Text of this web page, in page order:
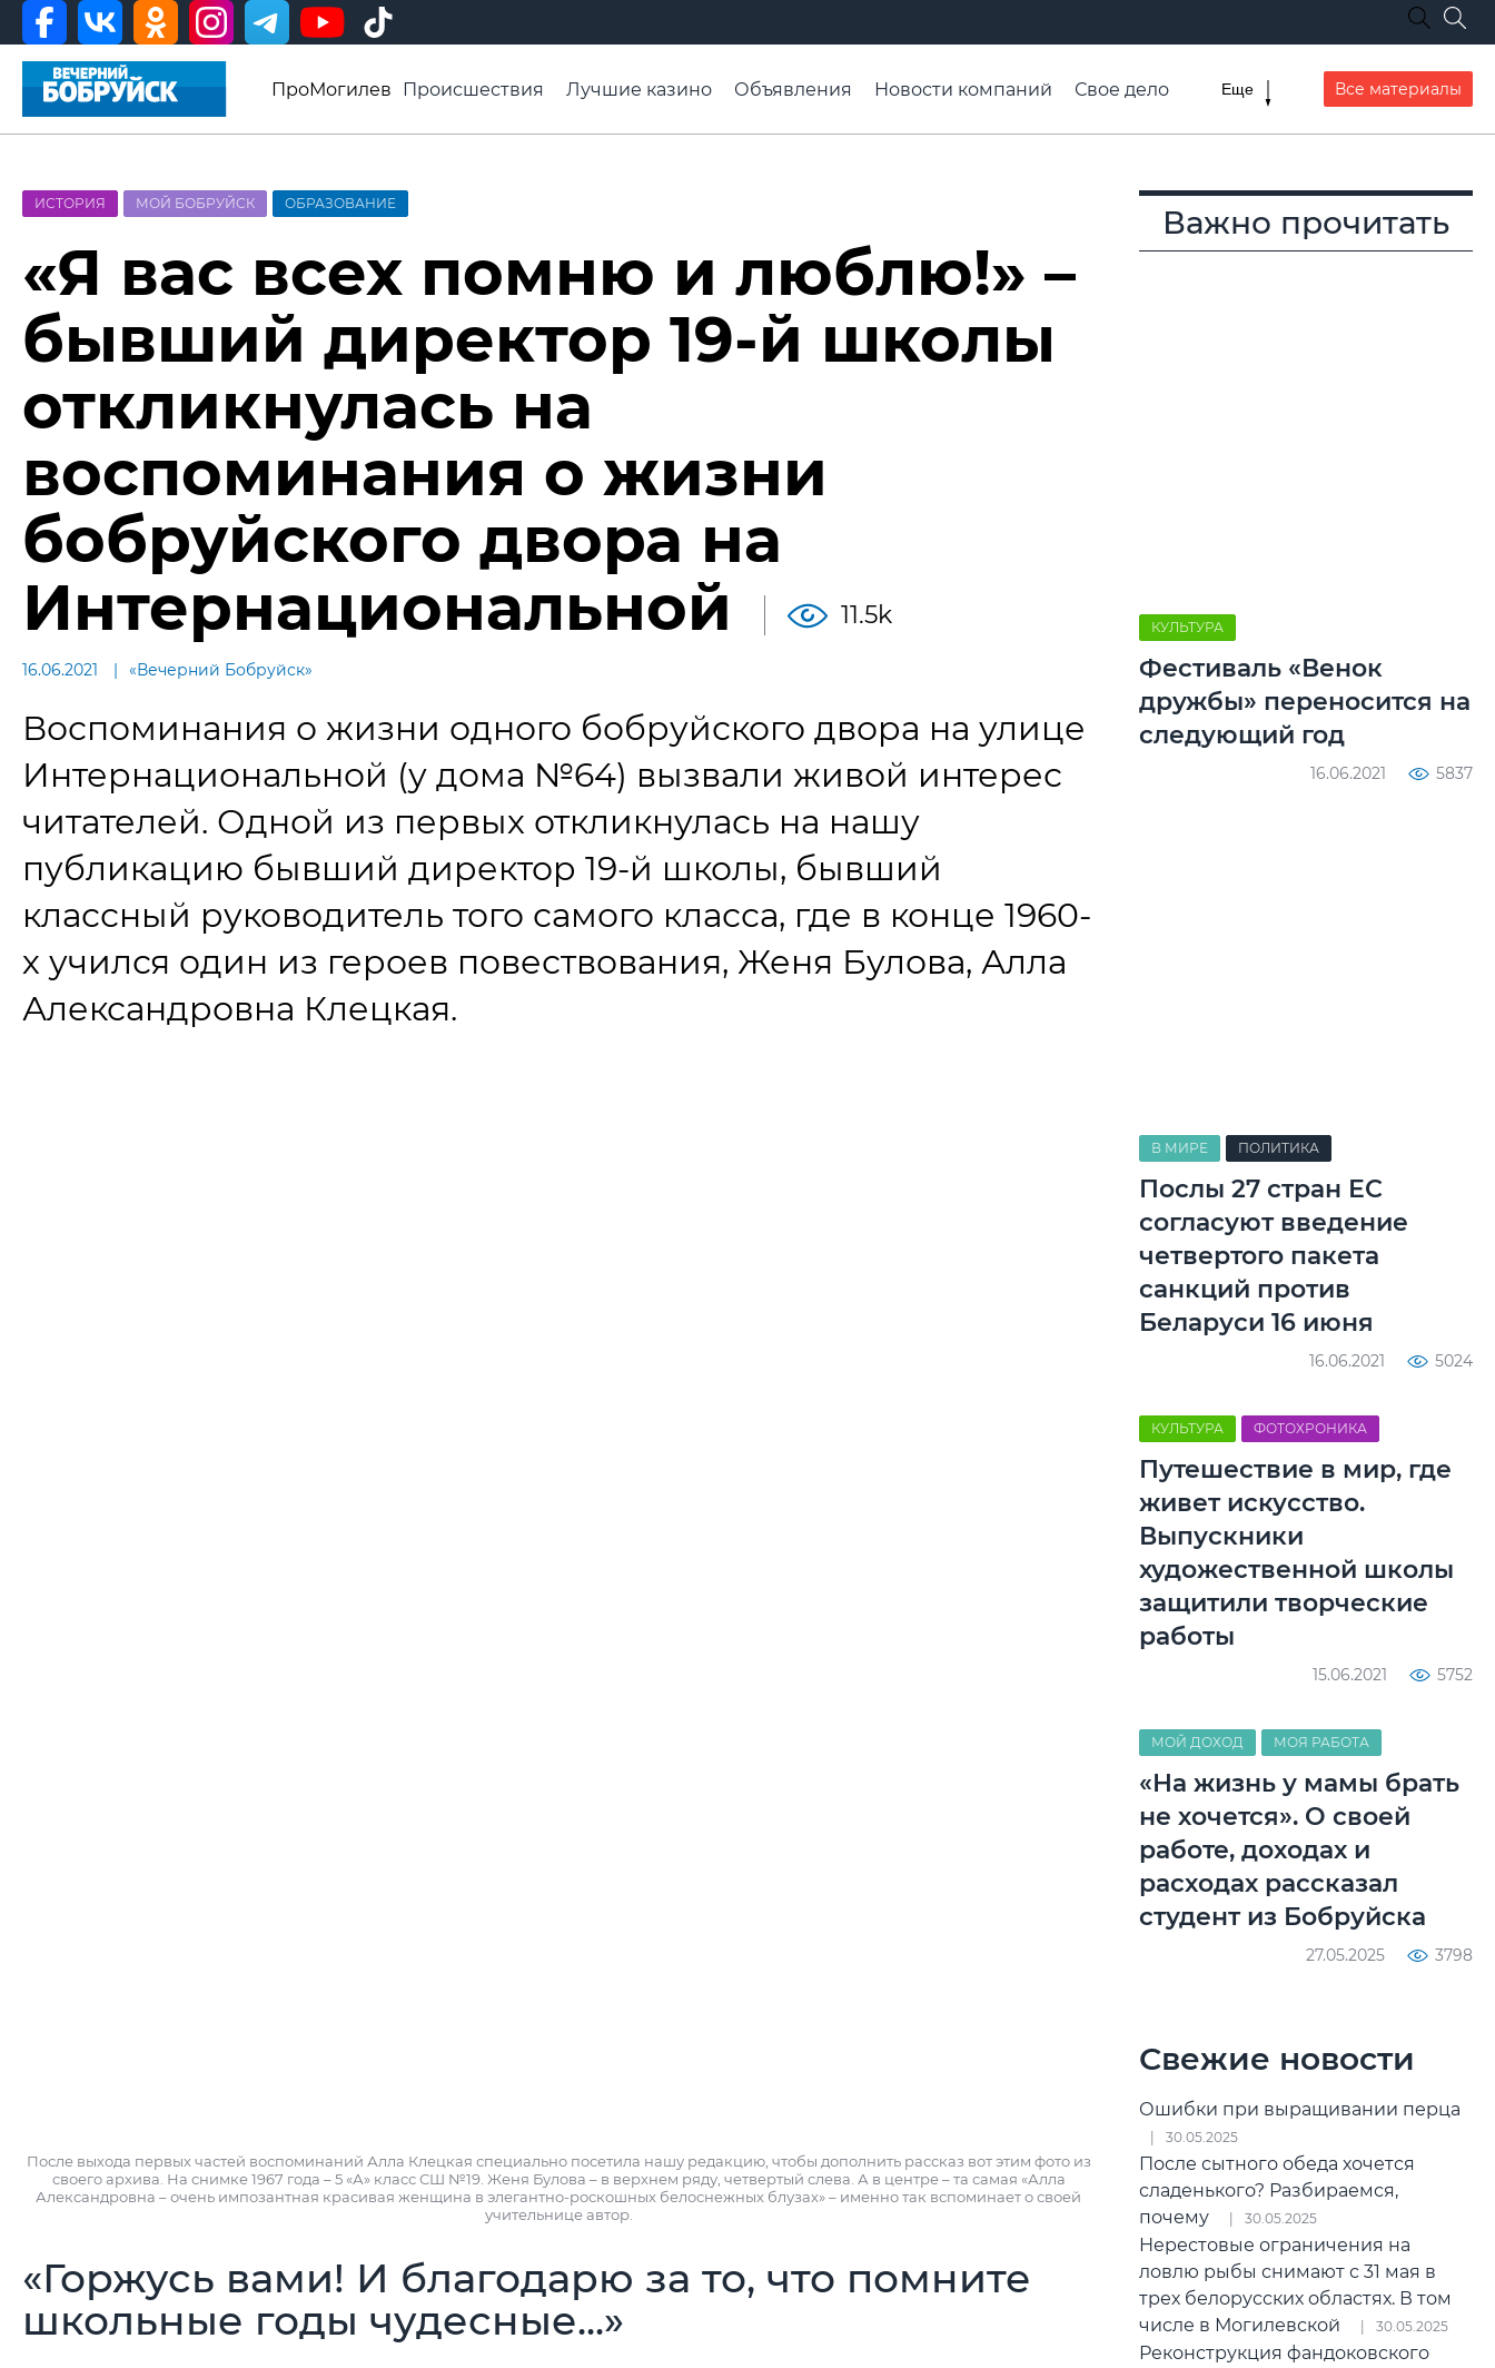
ПроМогилев Происшествия Лучшие казино Объявления Новости компаний
Свое дело
Видео ВБ
Еще Все материалы
ИСТОРИЯ МОЙ БОБРУЙСК ОБРАЗОВАНИЕ
«Я вас всех помню и люблю!» –
бывший директор 19-й школы
откликнулась на
воспоминания о жизни
бобруйского двора на
Интернациональной
11.5k
16.06.2021 «Вечерний Бобруйск»
Воспоминания о жизни одного бобруйского двора на улице
Интернациональной (у дома №64) вызвали живой интерес
читателей. Одной из первых откликнулась на нашу
публикацию бывший директор 19-й школы, бывший
классный руководитель того самого класса, где в конце 1960-
х учился один из героев повествования, Женя Булова, Алла
Александровна Клецкая.
После выхода первых частей воспоминаний Алла Клецкая специально посетила нашу редакцию, чтобы дополнить рассказ вот этим фото из
своего архива. На снимке 1967 года – 5 «А» класс СШ №19. Женя Булова – в верхнем ряду, четвертый слева. А в центре – та самая «Алла
Александровна – очень импозантная красивая женщина в элегантно-роскошных белоснежных блузах» – именно так вспоминает о своей
учительнице автор.
«Горжусь вами! И благодарю за то, что помните
школьные годы чудесные...»
Важно прочитать
КУЛЬТУРА
Фестиваль «Венок
дружбы» переносится на
следующий год
16.06.2021 5837
В МИРЕ ПОЛИТИКА
Послы 27 стран ЕС
согласуют введение
четвертого пакета
санкций против
Беларуси 16 июня
16.06.2021 5024
КУЛЬТУРА ФОТОХРОНИКА
Путешествие в мир, где
живет искусство.
Выпускники
художественной школы
защитили творческие
работы
15.06.2021 5752
МОЙ ДОХОД МОЯ РАБОТА
«На жизнь у мамы брать
не хочется». О своей
работе, доходах и
расходах рассказал
студент из Бобруйска
27.05.2025 3798
Свежие новости
Ошибки при выращивании перца
30.05.2025
После сытного обеда хочется
сладенького? Разбираемся,
почему
30.05.2025
Нерестовые ограничения на
ловлю рыбы снимают с 31 мая в
трех белорусских областях. В том
числе в Могилевской
30.05.2025
Реконструкция фандоковского